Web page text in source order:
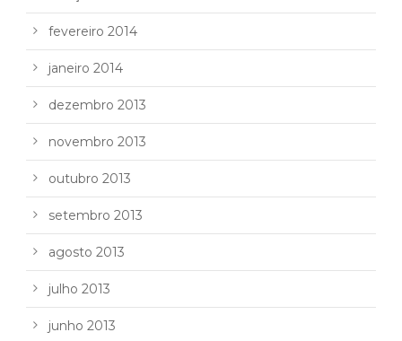
fevereiro 2014
janeiro 2014
dezembro 2013
novembro 2013
outubro 2013
setembro 2013
agosto 2013
julho 2013
junho 2013